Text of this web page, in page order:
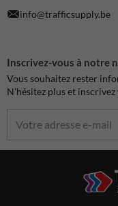
info@trafficsupply.be
Inscrivez-vous à notre
Vous souhaitez rester
N'hésitez plus et